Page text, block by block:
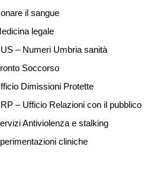
il sangue
legale
– Numeri Umbria sanità
Soccorso
Dimissioni Protette
– Ufficio Relazioni con il pubblico
Antiviolenza e stalking
cliniche